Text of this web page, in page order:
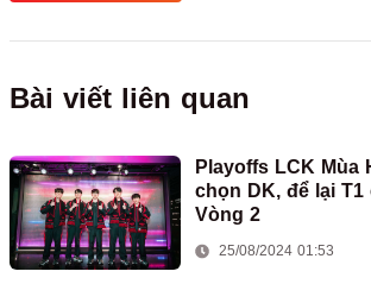
Bài viết liên quan
Playoffs LCK Mùa
chọn DK, để lại T1
Vòng 2
25/08/2024 01:53